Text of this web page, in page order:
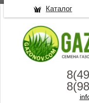
Каталог